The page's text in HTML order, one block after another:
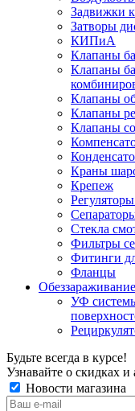
Задвижки
Затворы
КИПиА
Клапаны
Клапаны
Клапаны
Клапаны
Клапаны
Краны
Крепеж
Стекла
Фильтры
Фитинги
Фланцы
УФ
Будьте всегда в курсе!
Узнавайте о скидках
Новости магазина